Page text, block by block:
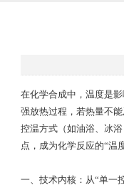
在化学合成中，温度是
强放热过程，若热量不
控温方式（如油浴、冰
点，成为化学反应的“温
一、技术内核：从“单一